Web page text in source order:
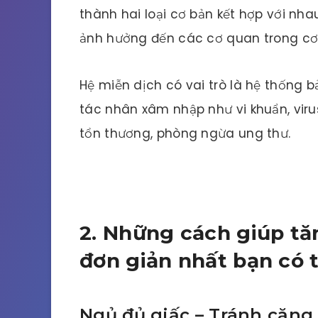
thành hai loại cơ bản kết hợp với
ảnh hưởng đến các cơ quan trong
Hệ miễn dịch có vai trò là hệ thống
tác nhân xâm nhập như vi khuẩn,
tổn thương, phòng ngừa ung thư.
2. Những cách giúp
đơn giản nhất bạn có